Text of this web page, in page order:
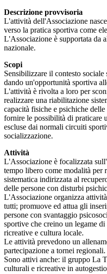
Descrizione provvisoria
L'attività dell'Associazione
verso la pratica sportiva come
L'Associazione è supportata da
nazionale.
Scopi
Sensibilizzare il contesto
dando un'opportunità sportiva
L'attività è rivolta a loro per
realizzare una riabilitazione
capacità fisiche e psichiche
fornire le possibilità di praticare
escluse dai normali circuiti
socializzazione.
Attività
L'Associazione è focalizzata
tempo libero come modalità per
sistematica indirizzata al
delle persone con disturbi
L'Associazione organizza
tutti; promuove ed attua gli
persone con svantaggio
sportive che creino un legame
ricreative e cultura locale.
Le attività prevedono un
partecipazione a tornei regionali.
Sono attivi anche: il gruppo La
culturali e ricreative in